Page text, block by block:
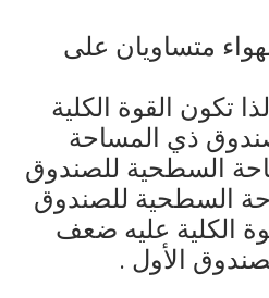
متساويان على
لذا تكون القوة الكلية
ذي المساحة
السطحية للصندوق
السطحية للصندوق
الكلية عليه ضعف
الأول .